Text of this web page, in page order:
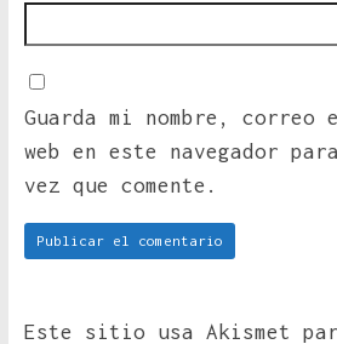
Guarda mi nombre,
web en este navegador
vez que comente.
Este sitio usa Akismet